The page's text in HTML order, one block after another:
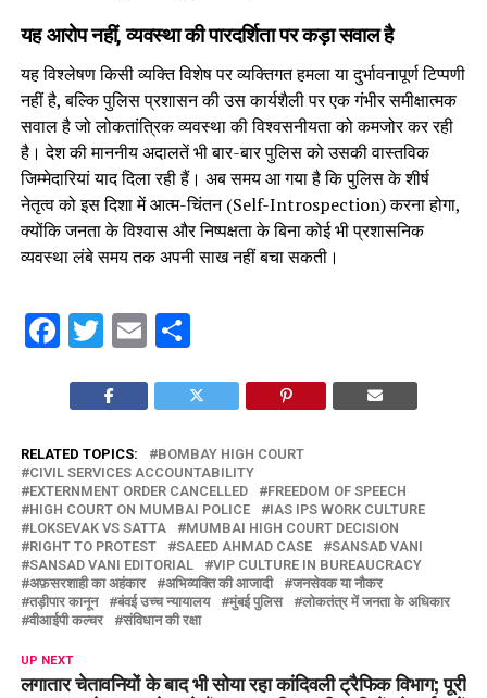
यह आरोप नहीं, व्यवस्था की पारदर्शिता पर कड़ा सवाल है
यह विश्लेषण किसी व्यक्ति विशेष पर व्यक्तिगत हमला या दुर्भावनापूर्ण टिप्पणी
नहीं है, बल्कि पुलिस प्रशासन की उस कार्यशैली पर एक गंभीर समीक्षात्मक
सवाल है जो लोकतांत्रिक व्यवस्था की विश्वसनीयता को कमजोर कर रही
है। देश की माननीय अदालतें भी बार-बार पुलिस को उसकी वास्तविक
जिम्मेदारियां याद दिला रही हैं। अब समय आ गया है कि पुलिस के शीर्ष
नेतृत्व को इस दिशा में आत्म-चिंतन (Self-Introspection) करना होगा,
क्योंकि जनता के विश्वास और निष्पक्षता के बिना कोई भी प्रशासनिक
व्यवस्था लंबे समय तक अपनी साख नहीं बचा सकती।
Facebook
Twitter
EmailShare
RELATED TOPICS:
BOMBAY HIGH COURT
CIVIL SERVICES ACCOUNTABILITY
EXTERNMENT ORDER CANCELLED
FREEDOM OF SPEECH
HIGH COURT ON MUMBAI POLICE
IAS IPS WORK CULTURE
LOKSEVAK VS SATTA
MUMBAI HIGH COURT DECISION
RIGHT TO PROTEST
SAEED AHMAD CASE
SANSAD VANI
SANSAD VANI EDITORIAL
VIP CULTURE IN BUREAUCRACY
अफ़सरशाही का अहंकार
अभिव्यक्ति की आजादी
जनसेवक या नौकर
तड़ीपार कानून
बंवई उच्च न्यायालय मुंबई पुलिस
लोकतंत्र में जनता के अधिकार
वीआईपी कल्चर
संविधान की रक्षा
UP NEXT
लगातार चेतावनियों के बाद भी सोया रहा कांदिवली ट्रैफिक विभाग; पूरी